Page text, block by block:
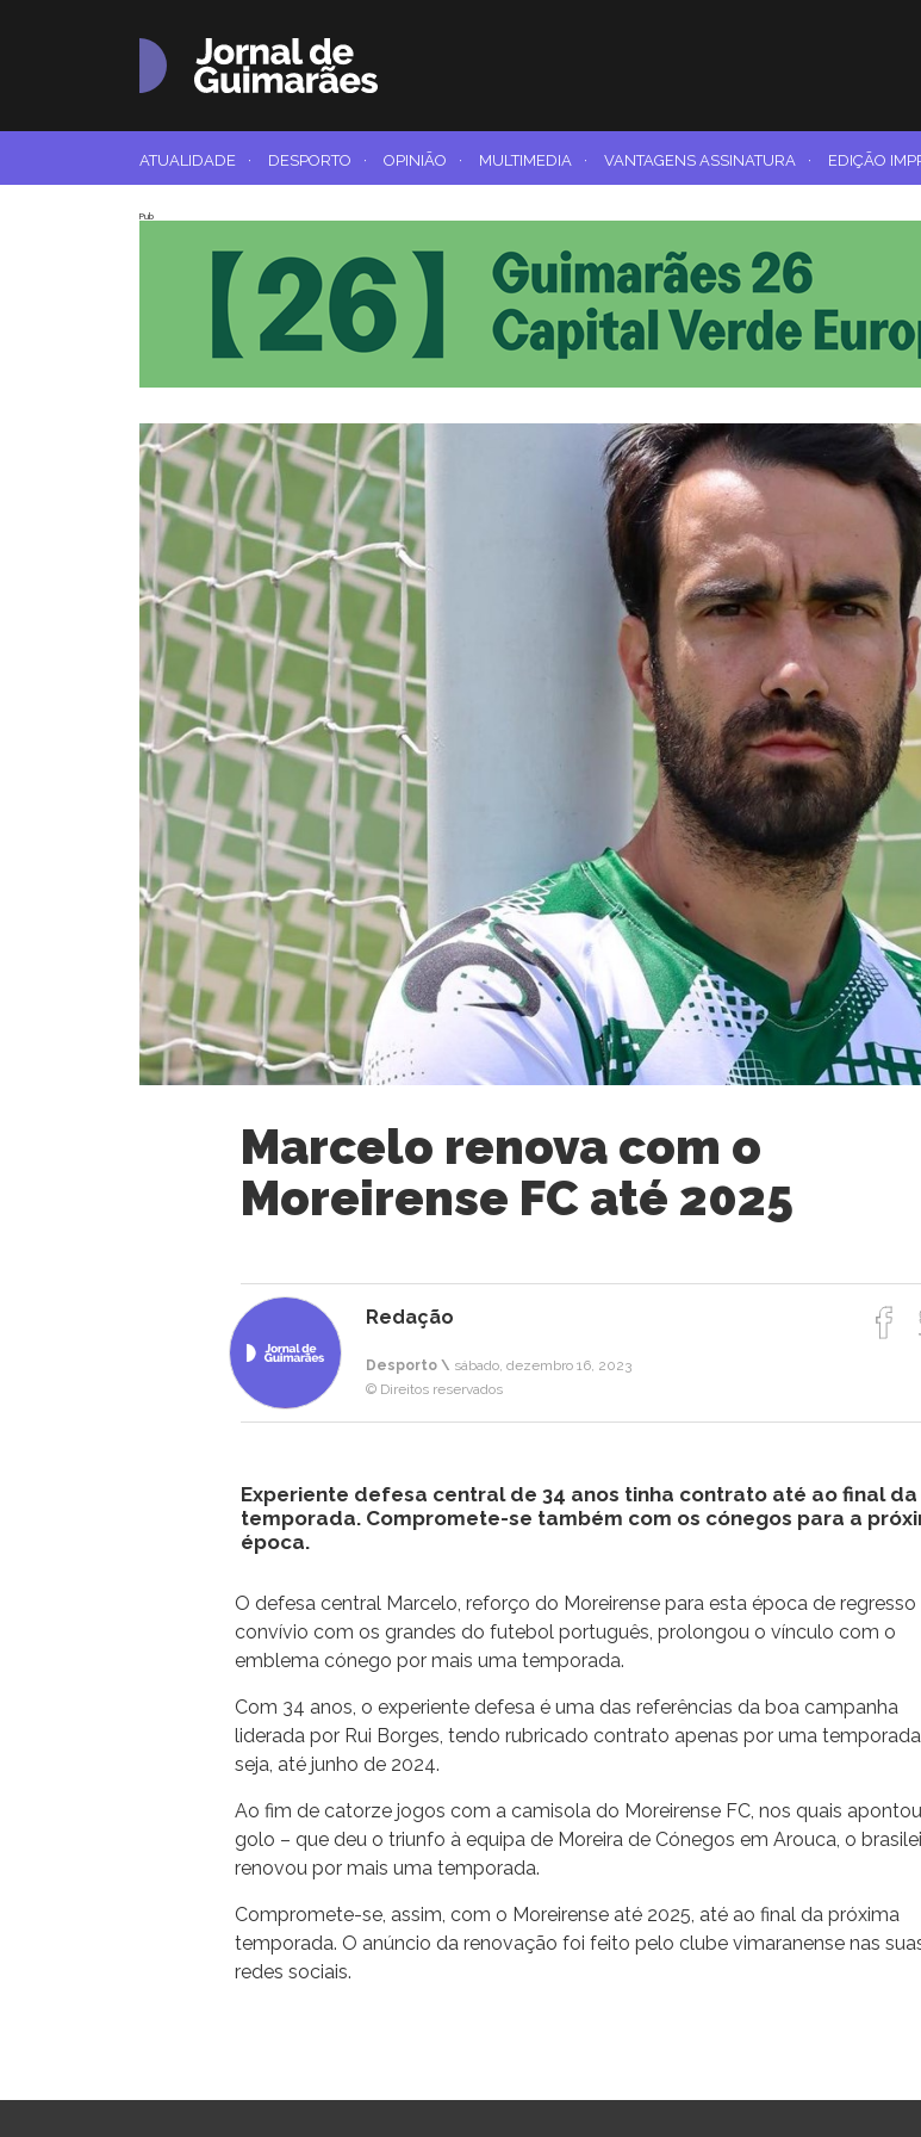
ATUALIDADE · DESPORTO · OPINIÃO · MULTIMEDIA · VANTAGENS ASSINATURA · EDIÇÃO
Pub
Marcelo renova com o
Moreirense FC até 2025
Redação
Desporto \ sábado, dezembro 16, 2023
© Direitos reservados
Experiente defesa central de 34 anos tinha contrato até ao final da
temporada. Compromete-se também com os cónegos para a
época.
O defesa central Marcelo, reforço do Moreirense para esta época de regresso
convívio com os grandes do futebol português, prolongou o vínculo com o
emblema cónego por mais uma temporada.
Com 34 anos, o experiente defesa é uma das referências da boa campanha
liderada por Rui Borges, tendo rubricado contrato apenas por uma
seja, até junho de 2024.
Ao fim de catorze jogos com a camisola do Moreirense FC, nos quais
golo – que deu o triunfo à equipa de Moreira de Cónegos em Arouca, o
renovou por mais uma temporada.
Compromete-se, assim, com o Moreirense até 2025, até ao final da próxima
temporada. O anúncio da renovação foi feito pelo clube vimaranense nas
redes sociais.